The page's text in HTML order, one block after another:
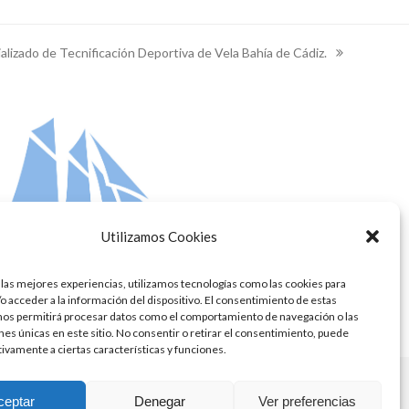
Utilizamos Cookies
mejores experiencias, utilizamos tecnologías como las cookies para
acceder a la información del dispositivo. El consentimiento de estas
permitirá procesar datos como el comportamiento de navegación o las
únicas en este sitio. No consentir o retirar el consentimiento, puede
a ciertas características y funciones.
Denegar Ver preferencias
de Tecnificación Deportiva de Vela Bahía de Cádiz.